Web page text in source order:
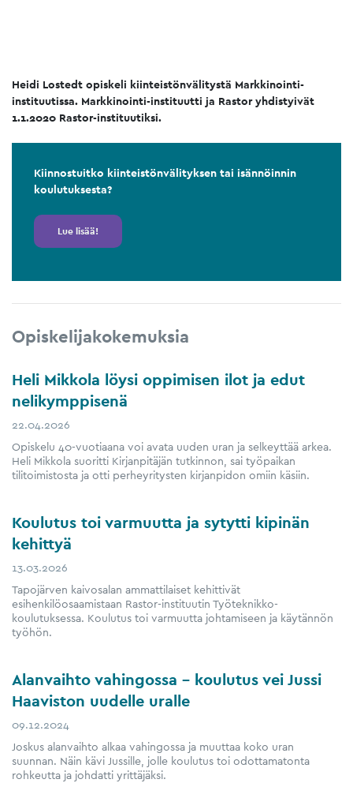
Heidi Lostedt opiskeli kiinteistönvälitystä Markkinointi-
instituutissa. Markkinointi-instituutti ja Rastor yhdistyivät
1.1.2020 Rastor-instituutiksi.
Kiinnostuitko kiinteistönvälityksen tai isännöinnin
koulutuksesta?
Lue lisää!
Opiskelijakokemuksia
Heli Mikkola löysi oppimisen ilot ja edut
nelikymppisenä
22.04.2026
Opiskelu 40-vuotiaana voi avata uuden uran ja selkeyttää arkea.
Heli Mikkola suoritti Kirjanpitäjän tutkinnon, sai työpaikan
tilitoimistosta ja otti perheyritysten kirjanpidon omiin käsiin.
Koulutus toi varmuutta ja sytytti kipinän
kehittyä
13.03.2026
Tapojärven kaivosalan ammattilaiset kehittivät
esihenkilöosaamistaan Rastor-instituutin Työteknikko-
koulutuksessa. Koulutus toi varmuutta johtamiseen ja käytännön
työhön.
Alanvaihto vahingossa – koulutus vei Jussi
Haaviston uudelle uralle
09.12.2024
Joskus alanvaihto alkaa vahingossa ja muuttaa koko uran
suunnan. Näin kävi Jussille, jolle koulutus toi odottamatonta
rohkeutta ja johdatti yrittäjäksi.